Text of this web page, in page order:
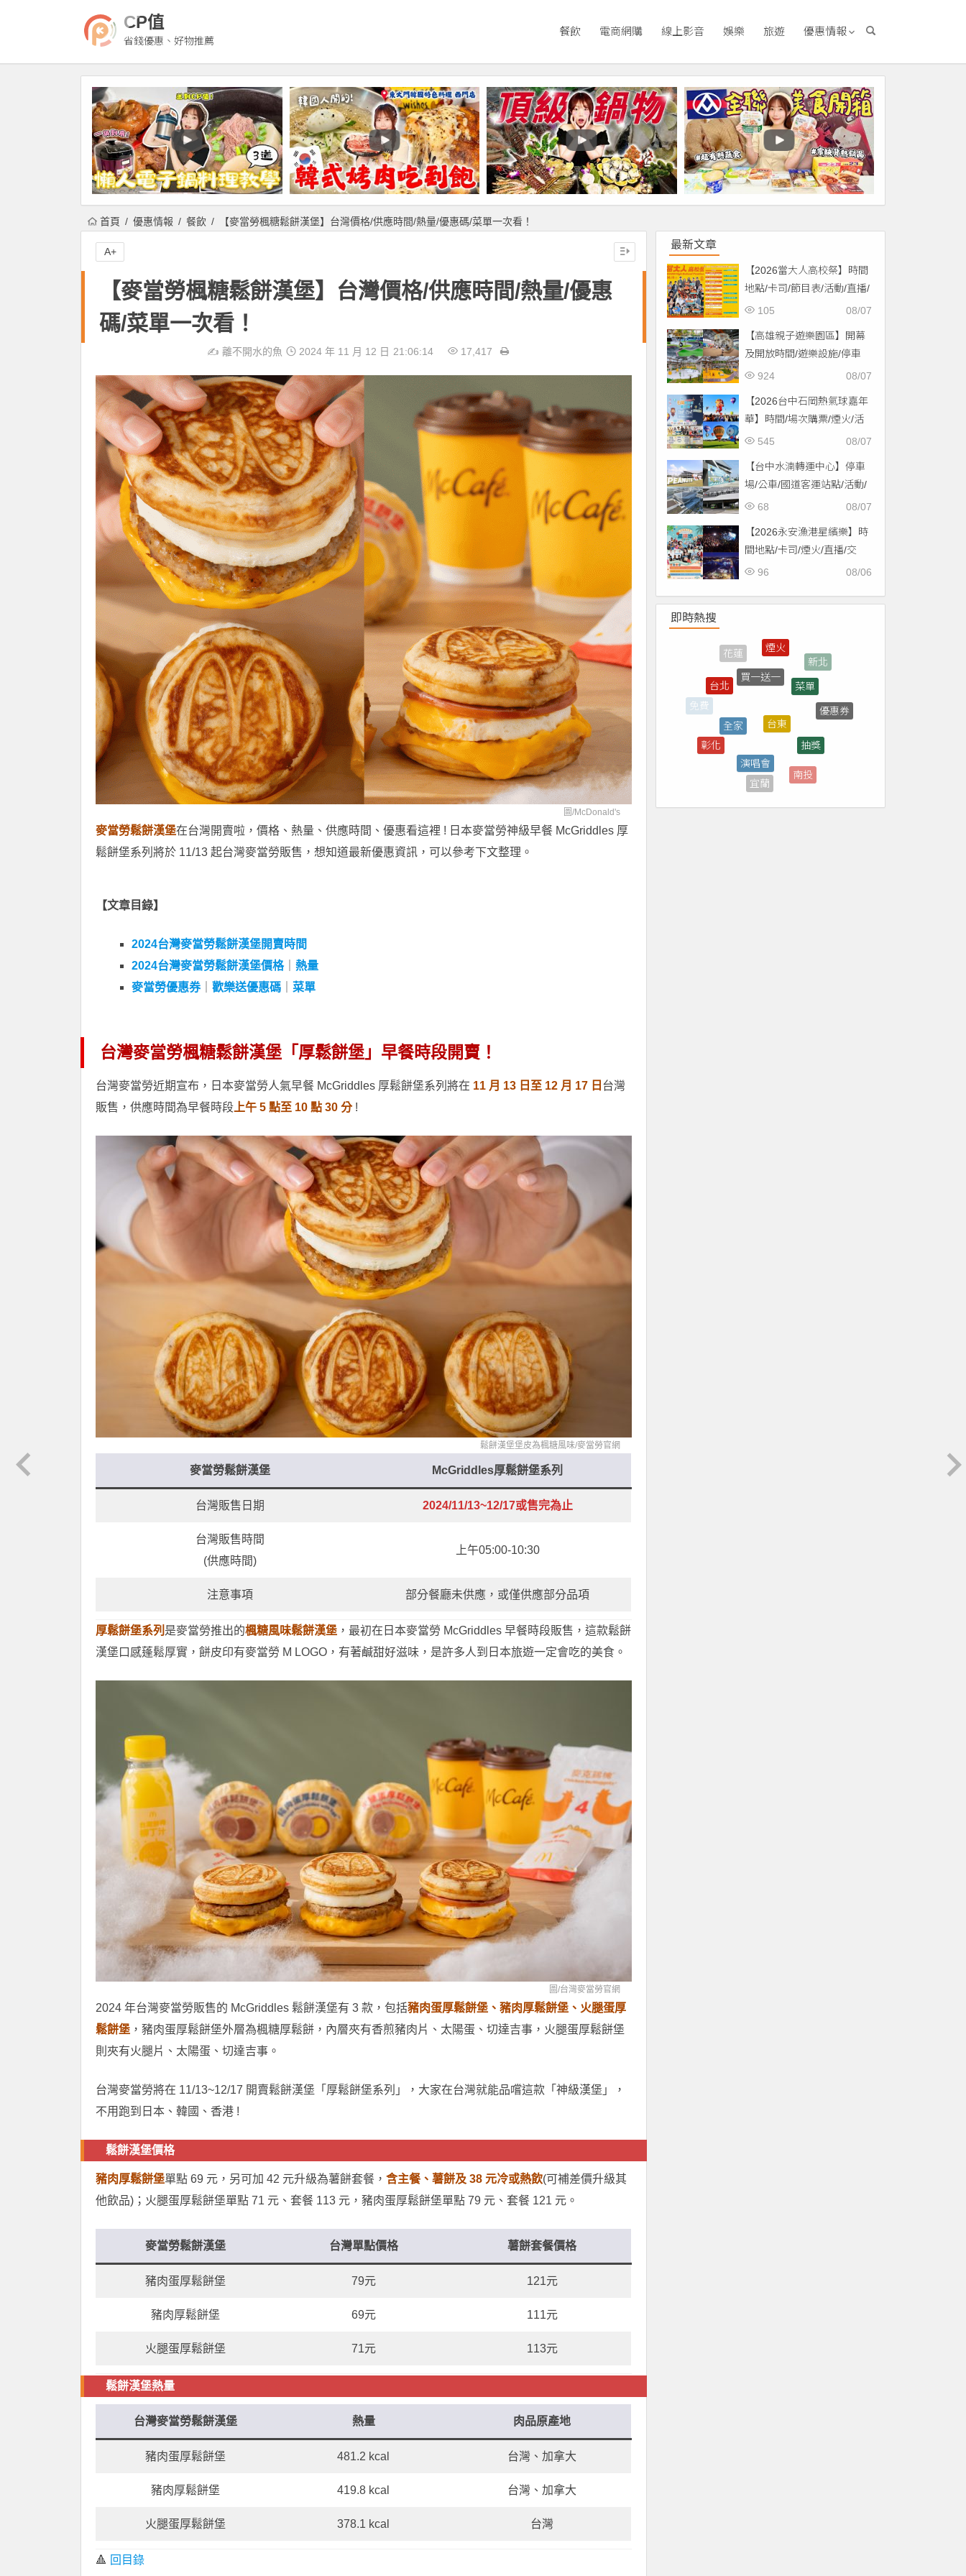
CP值
省錢優惠、好物推薦
餐飲 電商網購 線上影音 娛樂 旅遊 優惠情報
首頁 優惠情報 餐飲 【麥當勞楓糖鬆餅漢堡】台灣價格/供應時間/熱量/優惠碼/菜單一次看！
【麥當勞楓糖鬆餅漢堡】台灣價格/供應時間/熱量/優惠
碼/菜單一次看！
✍️離不開水的魚 2024 年 11 月 12 日 21:06:14 17,417
圖/McDonald's
麥當勞鬆餅漢堡在台灣開賣啦，價格、熱量、供應時間、優惠看這裡 ! 日本麥當勞神級早餐 McGriddles 厚
鬆餅堡系列將於 11/13 起台灣麥當勞販售，想知道最新優惠資訊，可以參考下文整理。
【文章目錄】
2024台灣麥當勞鬆餅漢堡開賣時間
2024台灣麥當勞鬆餅漢堡價格｜ 熱量
麥當勞優惠券｜ 歡樂送優惠碼 菜單
台灣麥當勞楓糖鬆餅漢堡「厚鬆餅堡」早餐時段開賣！
台灣麥當勞近期宣布，日本麥當勞人氣早餐 McGriddles 厚鬆餅堡系列將在 11 月 13 日至 12 月 17 日 台灣
販售，供應時間為早餐時段 上午 5 點至 10 點 30 分!
鬆餅漢堡堡皮為楓糖風味/麥當勞官網
麥當勞鬆餅漢堡 McGriddles厚鬆餅堡系列
台灣販售日期 2024/11/13~12/17或售完為止
台灣販售時間
(供應時間)
上午05:00-10:30
注意事項 部分餐廳未供應，或僅供應部分品項
厚鬆餅堡系列 是麥當勞推出的楓糖風味鬆餅漢堡 ，最初在日本麥當勞 McGriddles 早餐時段販售，這款鬆餅
漢堡口感蓬鬆厚實，餅皮印有麥當勞 M LOGO，有著鹹甜好滋味，是許多人到日本旅遊一定會吃的美食。
圖/台灣麥當勞官網
2024 年台灣麥當勞販售的 McGriddles 鬆餅漢堡有 3 款，包括豬肉蛋厚鬆餅堡、豬肉厚鬆餅堡、火腿蛋厚
鬆餅堡 ，豬肉蛋厚鬆餅堡外層為楓糖厚鬆餅，內層夾有香煎豬肉片、太陽蛋、切達吉事，火腿蛋厚鬆餅堡
則夾有火腿片、太陽蛋、切達吉事。
台灣麥當勞將在 11/13~12/17 開賣鬆餅漢堡「厚鬆餅堡系列」，大家在台灣就能品嚐這款「神級漢堡」，
不用跑到日本、韓國、香港 !
鬆餅漢堡價格
豬肉厚鬆餅堡單點 69 元，另可加 42 元升級為薯餅套餐， 含主餐、薯餅及 38 元冷或熱飲(可補差價升級其
他飲品)；火腿蛋厚鬆餅堡單點 71 元、套餐 113 元，豬肉蛋厚鬆餅堡單點 79 元、套餐 121 元。
麥當勞鬆餅漢堡 台灣單點價格 薯餅套餐價格
豬肉蛋厚鬆餅堡 79元 121元
豬肉厚鬆餅堡 69元 111元
火腿蛋厚鬆餅堡 71元 113元
鬆餅漢堡熱量
台灣麥當勞鬆餅漢堡 熱量 肉品原產地
豬肉蛋厚鬆餅堡 481.2 kcal 台灣、加拿大
豬肉厚鬆餅堡 419.8 kcal 台灣、加拿大
火腿蛋厚鬆餅堡 378.1 kcal 台灣
🔺 回目錄
A+
最新文章
【2026當大人高校祭】時間
地點/卡司/節目表/活動/直播/
交通，免費入場！
08/07
105
【高雄親子遊樂園區】開幕
及開放時間/遊樂設施/停車
場/交通一次看！
08/07
924
【2026台中石岡熱氣球嘉年
華】時間/場次購票/煙火/活
動/交通，土牛運動公園登08/07
545
【台中水湳轉運中心】停車
場/公車/國道客運站點/活動/
交通，啟用免費停車！ 08/07
68
【2026永安漁港星繽樂】時
間地點/卡司/煙火/直播/交
通，免費入場！
08/06
96
即時熱搜
免費
買一送一
菜單
屏東
補助
7-ELEVEN
全家
台東
抽獎
南投
宜蘭
演唱會